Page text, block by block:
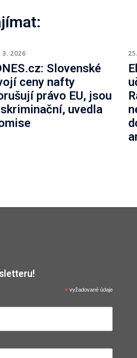
3. 2026
Slovenské
ceny nafty
právo EU, jsou
uvedla
*vyžadované údaje